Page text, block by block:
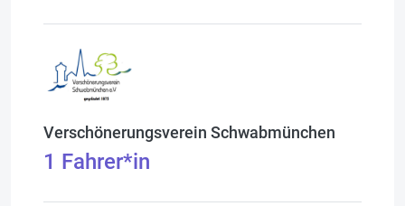
Verschönerungsverein Schwabmünchen
1 Fahrer*in